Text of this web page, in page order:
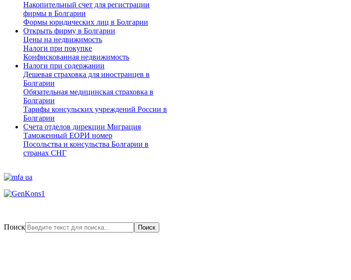
Накопительный счет для регистрации
фирмы в Болгарии
Формы юридических лиц в Болгарии
Открыть фирму в Болгарии
Цены на недвижимость
Налоги при покупке
Конфискованная недвижимость
Налоги при содержании
Дешевая страховка для иностранцев в
Болгарии
Обязательная медицинская страховка в
Болгарии
Тарифы консульских учреждений России в
Болгарии
Счета отделов дирекции Миграция
Таможенный ЕОРИ номер
Посольства и консульства Болгарии в
странах СНГ
Поиск Поиск